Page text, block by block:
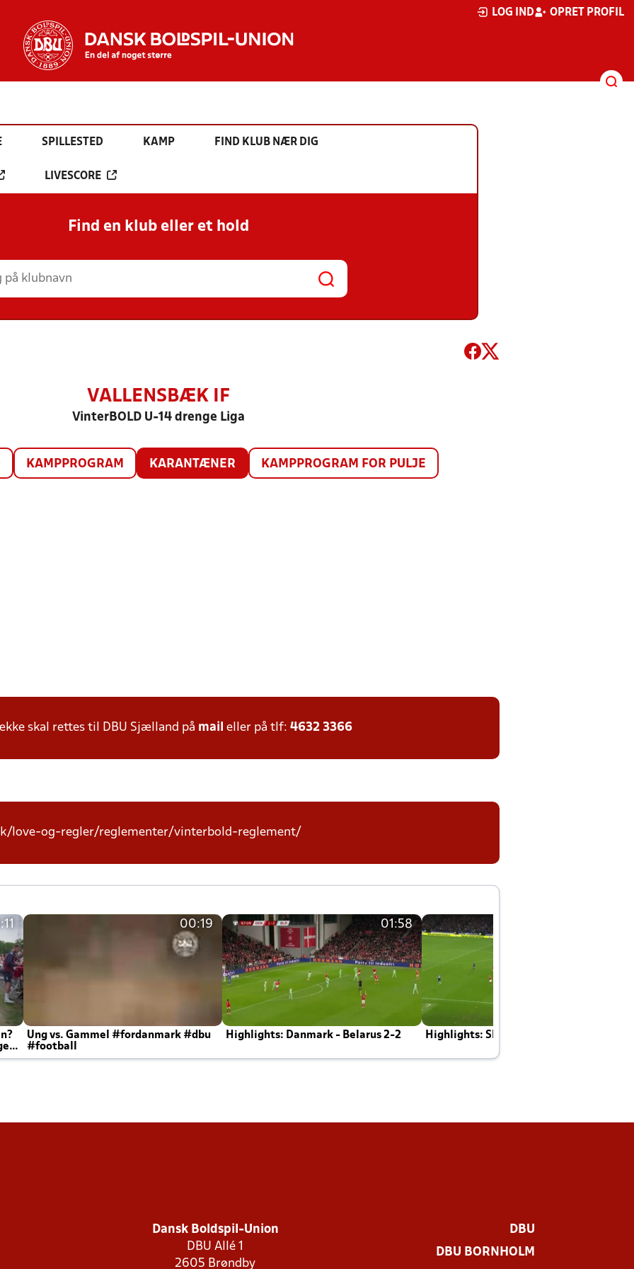
LOG IND OPRET PROFIL
SPILLESTED KAMP FIND KLUB NÆR DIG
LIVESCORE
Find en klub eller et hold
VALLENSBÆK IF
VinterBOLD U-14 drenge Liga
KAMPPROGRAM KARANTÆNER KAMPPROGRAM FOR PULJE
skal rettes til DBU Sjælland på mail eller på tlf: 4632 3366
love-og-regler/reglementer/vinterbold-reglement/
00:19
Ung vs. Gammel #fordanmark #dbu
#football
01:58
Highlights: Danmark - Belarus 2-2 Highlights: Skotland - Danmark 4-2
Dansk Boldspil-Union
DBU Allé 1
2605 Brøndby
DBU
DBU BORNHOLM